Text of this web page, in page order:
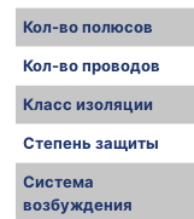
Кол-во полюсов
Кол-во проводов
Класс изоляции
Степень защиты
Система
возбуждения